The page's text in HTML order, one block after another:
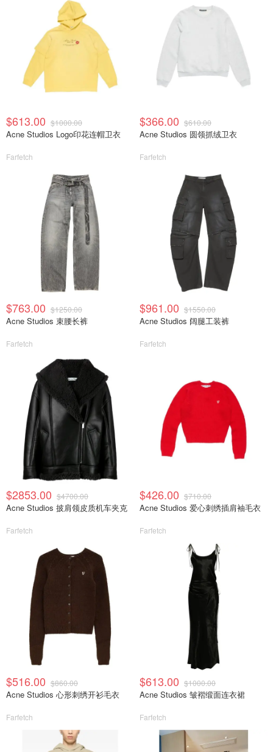
$613.00 $1000.00
Acne Studios Logo印花连帽卫衣
Farfetch
$366.00 $610.00
Acne Studios 圆领抓绒卫衣
Farfetch
$763.00 $1250.00
Acne Studios 束腰长裤
Farfetch
$961.00 $1550.00
Acne Studios 阔腿工装裤
Farfetch
$2853.00 $4700.00
Acne Studios 披肩领皮质机车夹克
Farfetch
$426.00 $710.00
Acne Studios 爱心刺绣插肩袖毛衣
Farfetch
$516.00 $860.00
Acne Studios 心形刺绣开衫毛衣
Farfetch
$613.00 $1000.00
Acne Studios 皱褶缎面连衣裙
Farfetch